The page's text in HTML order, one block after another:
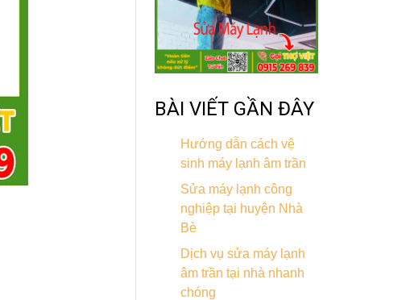
BÀI VIẾT GẦN ĐÂY
Hướng dẫn cách vệ
sinh máy lạnh âm trần
Sửa máy lạnh công
nghiệp tại huyện Nhà
Bè
Dịch vụ sửa máy lạnh
âm trần tại nhà nhanh
chóng